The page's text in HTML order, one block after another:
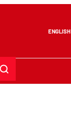
ENGLISH